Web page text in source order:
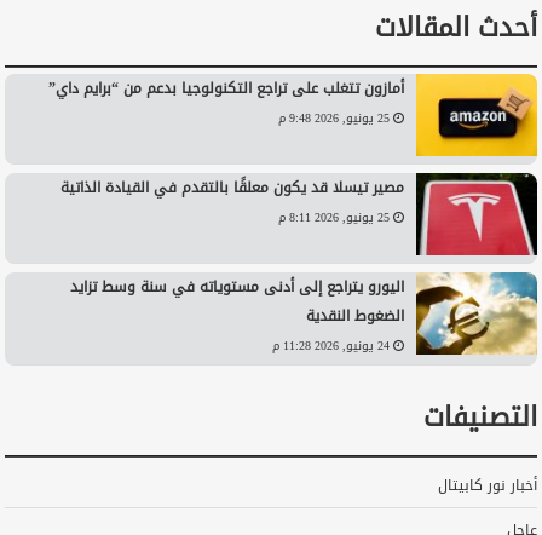
أحدث المقالات
أمازون تتغلب على تراجع التكنولوجيا بدعم من “برايم داي”
25 يونيو, 2026 9:48 م
مصير تيسلا قد يكون معلقًا بالتقدم في القيادة الذاتية
25 يونيو, 2026 8:11 م
اليورو يتراجع إلى أدنى مستوياته في سنة وسط تزايد
الضغوط النقدية
24 يونيو, 2026 11:28 م
التصنيفات
أخبار نور كابيتال